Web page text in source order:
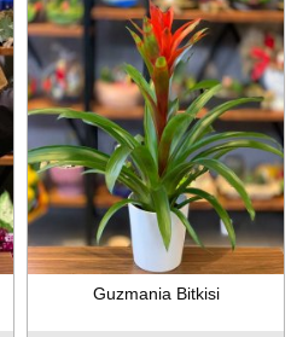
Guzmania Bitkisi